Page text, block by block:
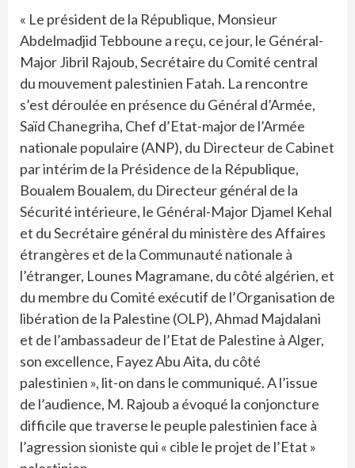
« Le président de la République, Monsieur
Abdelmadjid Tebboune a reçu, ce jour, le Général-
Major Jibril Rajoub, Secrétaire du Comité central
du mouvement palestinien Fatah. La rencontre
s’est déroulée en présence du Général d’Armée,
Saïd Chanegriha, Chef d’Etat-major de l’Armée
nationale populaire (ANP), du Directeur de Cabinet
par intérim de la Présidence de la République,
Boualem Boualem, du Directeur général de la
Sécurité intérieure, le Général-Major Djamel Kehal
et du Secrétaire général du ministère des Affaires
étrangères et de la Communauté nationale à
l’étranger, Lounes Magramane, du côté algérien, et
du membre du Comité exécutif de l’Organisation de
libération de la Palestine (OLP), Ahmad Majdalani
et de l’ambassadeur de l’Etat de Palestine à Alger,
son excellence, Fayez Abu Aita, du côté
palestinien », lit-on dans le communiqué. A l’issue
de l’audience, M. Rajoub a évoqué la conjoncture
difficile que traverse le peuple palestinien face à
l’agression sioniste qui « cible le projet de l’Etat »